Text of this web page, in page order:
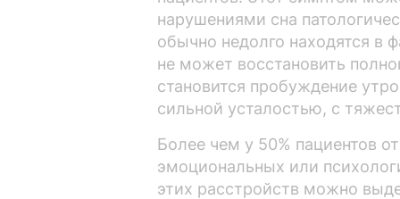
нарушениями сна
обычно недолго находятся в
не может восстановить
становится пробуждение
сильной усталостью, с
Более чем у 50% пациентов
эмоциональных или
этих расстройств можно